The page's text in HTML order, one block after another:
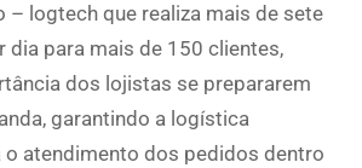
– logtech que realiza mais de sete
dia para mais de 150 clientes,
dos lojistas se prepararem
garantindo a logística
o atendimento dos pedidos dentro